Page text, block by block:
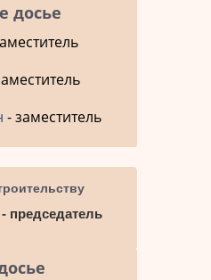
досье
- заместитель
- председатель